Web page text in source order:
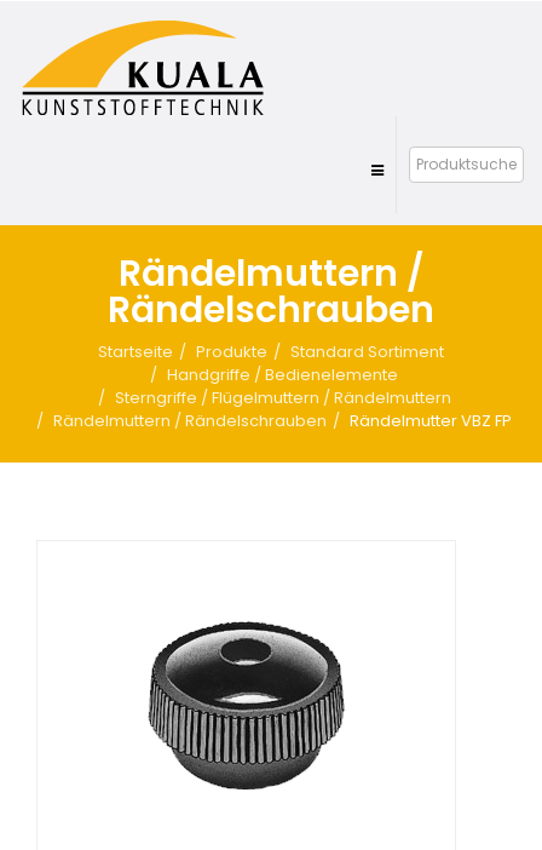
Rändelmuttern /
Rändelschrauben
Startseite Produkte
Standard Sortiment
Handgriffe / Bedienelemente
Sterngriffe / Flügelmuttern / Rändelmuttern
Rändelmuttern / Rändelschrauben
Rändelmutter VBZ FP